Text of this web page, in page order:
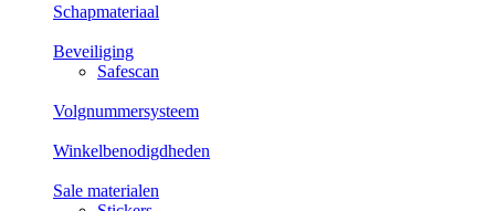
Schapmateriaal
Beveiliging
Safescan
Volgnummersysteem
Winkelbenodigdheden
Sale materialen